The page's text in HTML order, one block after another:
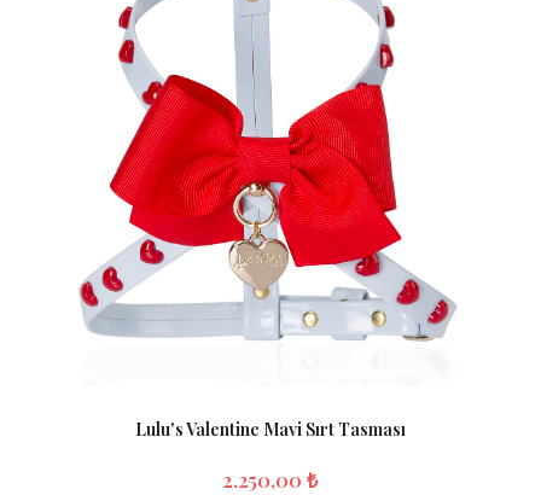
Lulu's Valentine Mavi Sırt Tasması
2.250,00 ₺